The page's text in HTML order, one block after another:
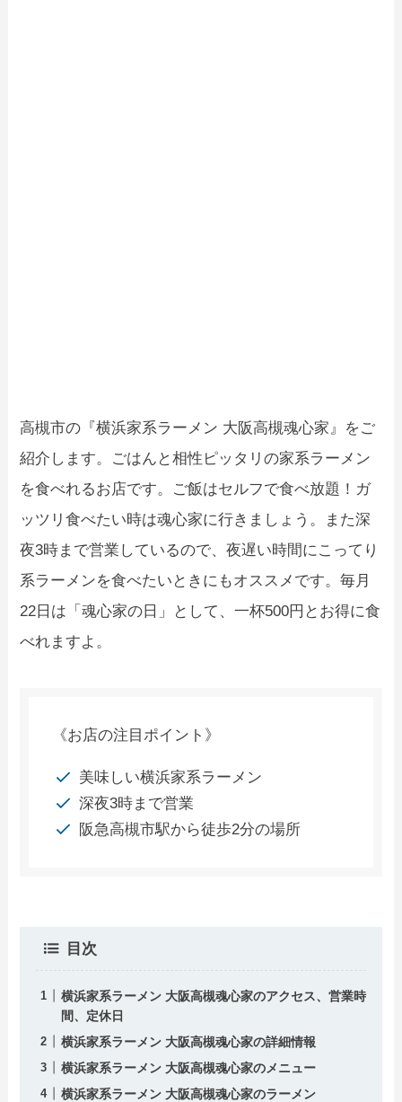
高槻市の『横浜家系ラーメン 大阪高槻魂心家』をご
紹介します。ごはんと相性ピッタリの家系ラーメン
を食べれるお店です。ご飯はセルフで食べ放題！ガ
ッツリ食べたい時は魂心家に行きましょう。また深
夜3時まで営業しているので、夜遅い時間にこってり
系ラーメンを食べたいときにもオススメです。毎月
22日は「魂心家の日」として、一杯500円とお得に食
べれますよ。
《お店の注目ポイント》
美味しい横浜家系ラーメン
深夜3時まで営業
阪急高槻市駅から徒歩2分の場所
目次
横浜家系ラーメン 大阪高槻魂心家のアクセス、営業時
間、定休日
横浜家系ラーメン 大阪高槻魂心家の詳細情報
横浜家系ラーメン 大阪高槻魂心家のメニュー
横浜家系ラーメン 大阪高槻魂心家のラーメン